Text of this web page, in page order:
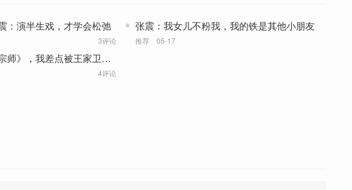
：演半生戏，才学会松弛
3评论
张震：我女儿不粉我，我的铁是其他小朋友
推荐 05-17
师》，我差点被王家卫刷
4评论